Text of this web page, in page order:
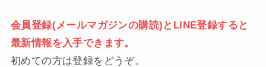
会員登録(メールマガジンの購読)とLINE登録すると
最新情報を入手できます。
初めての方は登録をどうぞ。